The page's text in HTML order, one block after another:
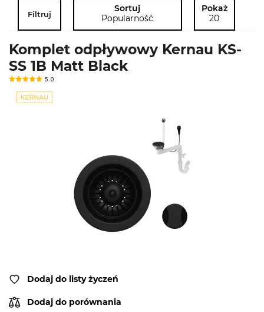
Filtruj
Sortuj
Popularność
Pokaż
20
Komplet odpływowy Kernau KS-
SS 1B Matt Black
5.0
Dodaj do listy życzeń
Dodaj do porównania